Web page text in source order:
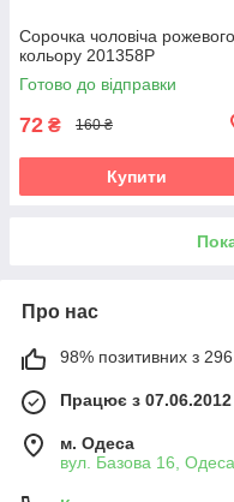
Сорочка чоловіча рожевого
кольору 201358P
Готово до відправки
72 ₴ 160 ₴
Купити
Про нас
98% позитивних з 296
Працює з 07.06.2012
м. Одеса
вул. Базова 16,